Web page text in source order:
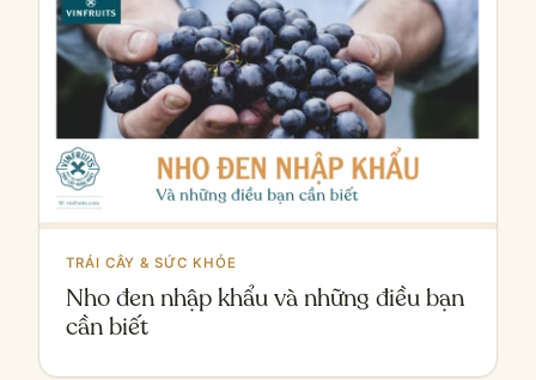
TRÁI CÂY & SỨC KHỎE
Nho đen nhập khẩu và những điều bạn
cần biết